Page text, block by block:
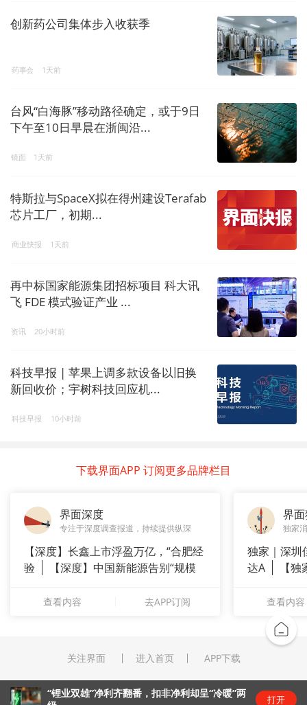
创新药公司集体步入收获季
药事会 1天前
台风“白海豚”移动路径确定，或于9日
下午至10日早晨在浙闽沿...
镜面 1天前
特斯拉与SpaceX拟在得州建设Terafab
芯片工厂，初期...
商业快报 1天前
再中标国家能源集团招标项目 科大讯
飞 FDE 模式验证产业 ...
资讯 20小时前
科技早报 | 苹果上调多款设备以旧换
新回收价；宇树科技回应机...
科技早报 10小时前
下载界面APP 订阅更多品牌栏目
界面深度
专注于深度调查报道，持续提供纵深
【深度】长鑫上市浮盈万亿，“合肥经
验
【深度】中国新能源告别“规模
查看内容 去APP订阅
界
独家
独家｜深圳
达A
【
查看内容
关注界面 进入首页 APP下载
“锂业双雄”净利齐翻番，扣非净利却呈“冷暖”两
打开